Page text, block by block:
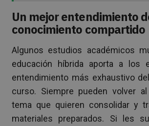
Un mejor entendimiento
conocimiento compartido
Algunos estudios académicos
educación híbrida aporta a los
entendimiento más exhaustivo
curso. Siempre pueden volver
tema que quieren consolidar y
materiales preparados. Si les